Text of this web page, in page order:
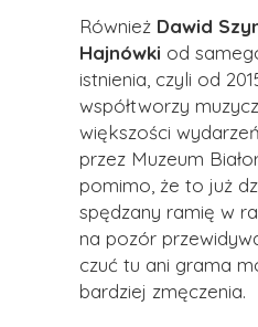
Również Dawid
Hajnówki od
istnienia, czyli od
współtworzy
większości
przez Muzeum
pomimo, że to już
spędzany ramię w
na pozór
czuć tu ani grama
bardziej zmęczenia.